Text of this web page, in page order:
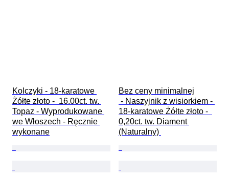
Kolczyki - 18-karatowe
Żółte złoto -  16.00ct. tw.
Topaz - Wyprodukowane
we Włoszech - Ręcznie
wykonane
Bez ceny minimalnej
18-karatowe Żółte złoto -
0,20ct. tw. Diament
(Naturalny)